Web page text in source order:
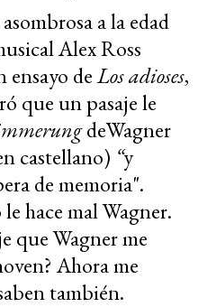
a la edad
Alex Ross
ensayo deLos adioses,
que un pasaje le
deWagner
castellano) “y
de memoria".
hace mal Wagner.
que Wagner me
Ahora me
también.